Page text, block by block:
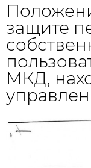
защите
МКД,